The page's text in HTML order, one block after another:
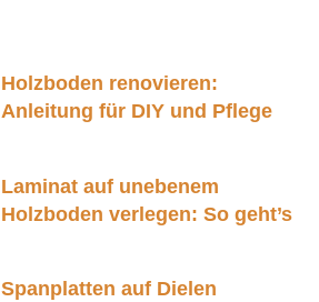
Holzboden renovieren:
Anleitung für DIY und Pflege
Laminat auf unebenem
Holzboden verlegen: So geht’s
Spanplatten auf Dielen